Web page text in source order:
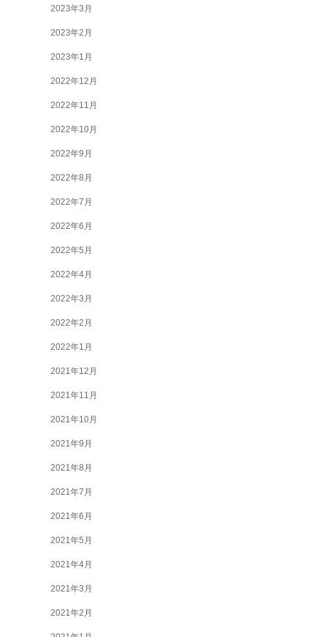
2023年3月
2023年2月
2023年1月
2022年12月
2022年11月
2022年10月
2022年9月
2022年8月
2022年7月
2022年6月
2022年5月
2022年4月
2022年3月
2022年2月
2022年1月
2021年12月
2021年11月
2021年10月
2021年9月
2021年8月
2021年7月
2021年6月
2021年5月
2021年4月
2021年3月
2021年2月